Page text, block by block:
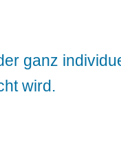
ganz
wird.